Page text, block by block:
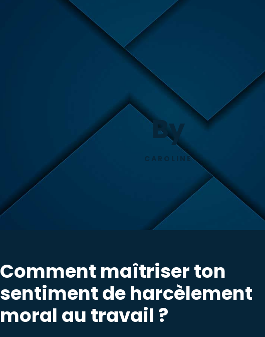
By
CAROLINE
Comment maîtriser ton
sentiment de harcèlement
moral au travail ?